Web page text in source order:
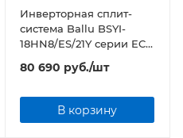
Инверторная сплит-
система Ballu BSYI-
18HN8/ES/21Y серии ECO
80 690 руб./шт
В корзину